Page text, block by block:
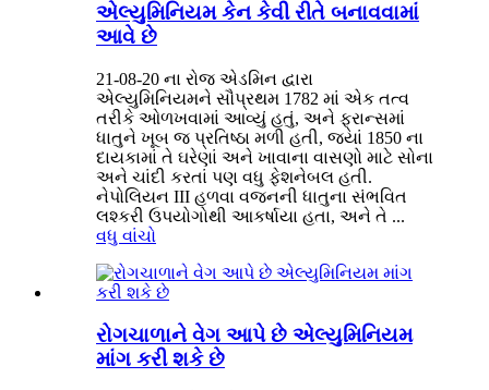
એલ્યુમિનિયમ કેન કેવી રીતે બનાવવામાં
આવે છે
21-08-20 ના રોજ એડમિન દ્વારા
એલ્યુમિનિયમને સૌપ્રથમ 1782 માં એક તત્વ
તરીકે ઓળખવામાં આવ્યું હતું, અને ફ્રાન્સમાં
ધાતુને ખૂબ જ પ્રતિષ્ઠા મળી હતી, જ્યાં 1850 ના
દાયકામાં તે ઘરેણાં અને ખાવાના વાસણો માટે સોના
અને ચાંદી કરતાં પણ વધુ ફેશનેબલ હતી.
નેપોલિયન III હળવા વજનની ધાતુના સંભવિત
લશ્કરી ઉપયોગોથી આકર્ષાયા હતા, અને તે ...
વધુ વાંચો
રોગચાળાને વેગ આપે છે એલ્યુમિનિયમ
માંગ કરી શકે છે